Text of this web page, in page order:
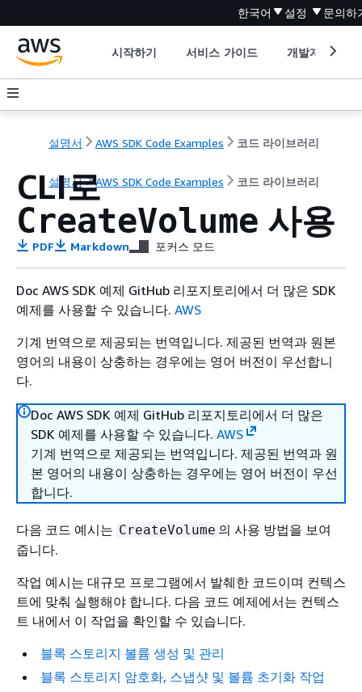
한국어 설정 문의하
시작하기 서비스 가이드 개발자 도구
설명서 AWS SDK Code Examples 코드 라이브러리
설명서 AWS SDK Code Examples 코드 라이브러리
CLI로
CreateVolume 사용
PDF Markdown 포커스 모드
Doc AWS SDK 예제 GitHub 리포지토리에서 더 많은 SDK
예제를 사용할 수 있습니다. AWS
기계 번역으로 제공되는 번역입니다. 제공된 번역과 원본
영어의 내용이 상충하는 경우에는 영어 버전이 우선합니
다.
Doc AWS SDK 예제 GitHub 리포지토리에서 더 많은
SDK 예제를 사용할 수 있습니다. AWS
기계 번역으로 제공되는 번역입니다. 제공된 번역과 원
본 영어의 내용이 상충하는 경우에는 영어 버전이 우선
합니다.
다음 코드 예시는 CreateVolume 의 사용 방법을 보여
줍니다.
작업 예시는 대규모 프로그램에서 발췌한 코드이며 컨텍스
트에 맞춰 실행해야 합니다. 다음 코드 예제에서는 컨텍스
트 내에서 이 작업을 확인할 수 있습니다.
블록 스토리지 볼륨 생성 및 관리
블록 스토리지 암호화, 스냅샷 및 볼륨 초기화 작업